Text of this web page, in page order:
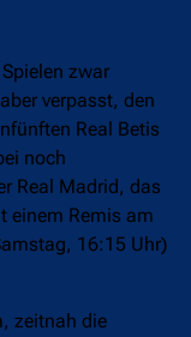
zwar
verpasst, den
Real Betis
noch
Real Madrid, das
einem Remis am
16:15 Uhr)
zeitnah die